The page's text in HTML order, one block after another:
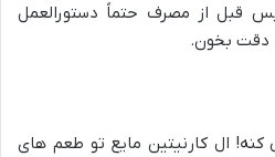
قبل از مصرف حتماً دستورالعمل
دقت بخون.
ال کارنیتین مایع تو طعم های